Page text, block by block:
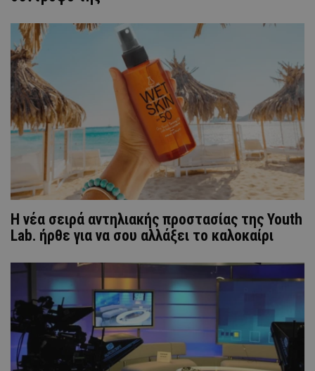
H νέα σειρά αντηλιακής προστασίας της Youth
Lab. ήρθε για να σου αλλάξει το καλοκαίρι